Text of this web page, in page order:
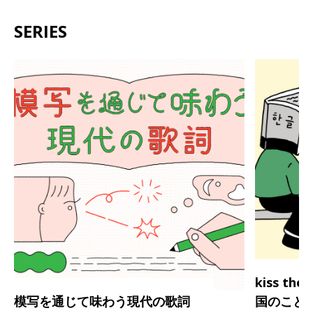
SERIES
模写を通じて味わう現代の歌詞
kiss the
国のこと